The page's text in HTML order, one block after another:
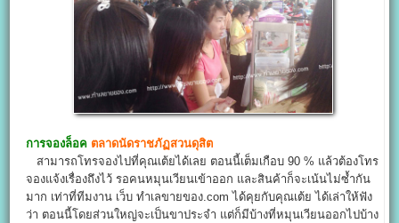
การจองล็อค ตลาดนัดราชภัฏสวนดุสิต
สามารถโทรจองไปที่คุณเต้ยได้เลย ตอนนี้เต็มเกือบ 90 % แล้วต้องโทร
จองแจ้งเรื่องถึงไว้ รอคนหมุนเวียนเข้าออก และสินค้าก็จะเน้นไม่ซ้ำกัน
มาก เท่าที่ทีมงาน เว็บ ทำเลขายของ.com ได้คุยกับคุณเต้ย ได้เล่าให้ฟัง
ว่า ตอนนี้โดยส่วนใหญ่จะเป็นขาประจำ แต่ก็มีบ้างที่หมุนเวียนออกไปบ้าง